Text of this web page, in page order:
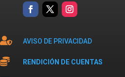
 AVISO DE PRIVACIDAD
 RENDICIÓN DE CUENTAS